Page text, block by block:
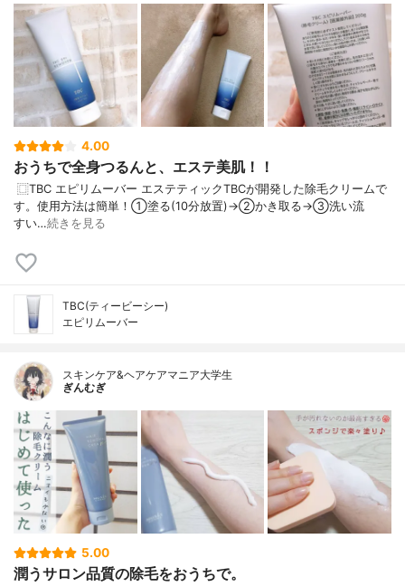
4.00
おうちで全身つるんと、エステ美肌！！
️ ⿴TBC エピリムーバー エステティックTBCが開発した除毛クリームで
す。 使用方法は簡単！ ①塗る(10分放置)→②かき取る→③洗い流
す い…続きを見る
TBC(ティービーシー)
エピリムーバー
スキンケア&ヘアケアマニア大学生
ぎんむぎ
5.00
潤うサロン品質の除毛をおうちで。